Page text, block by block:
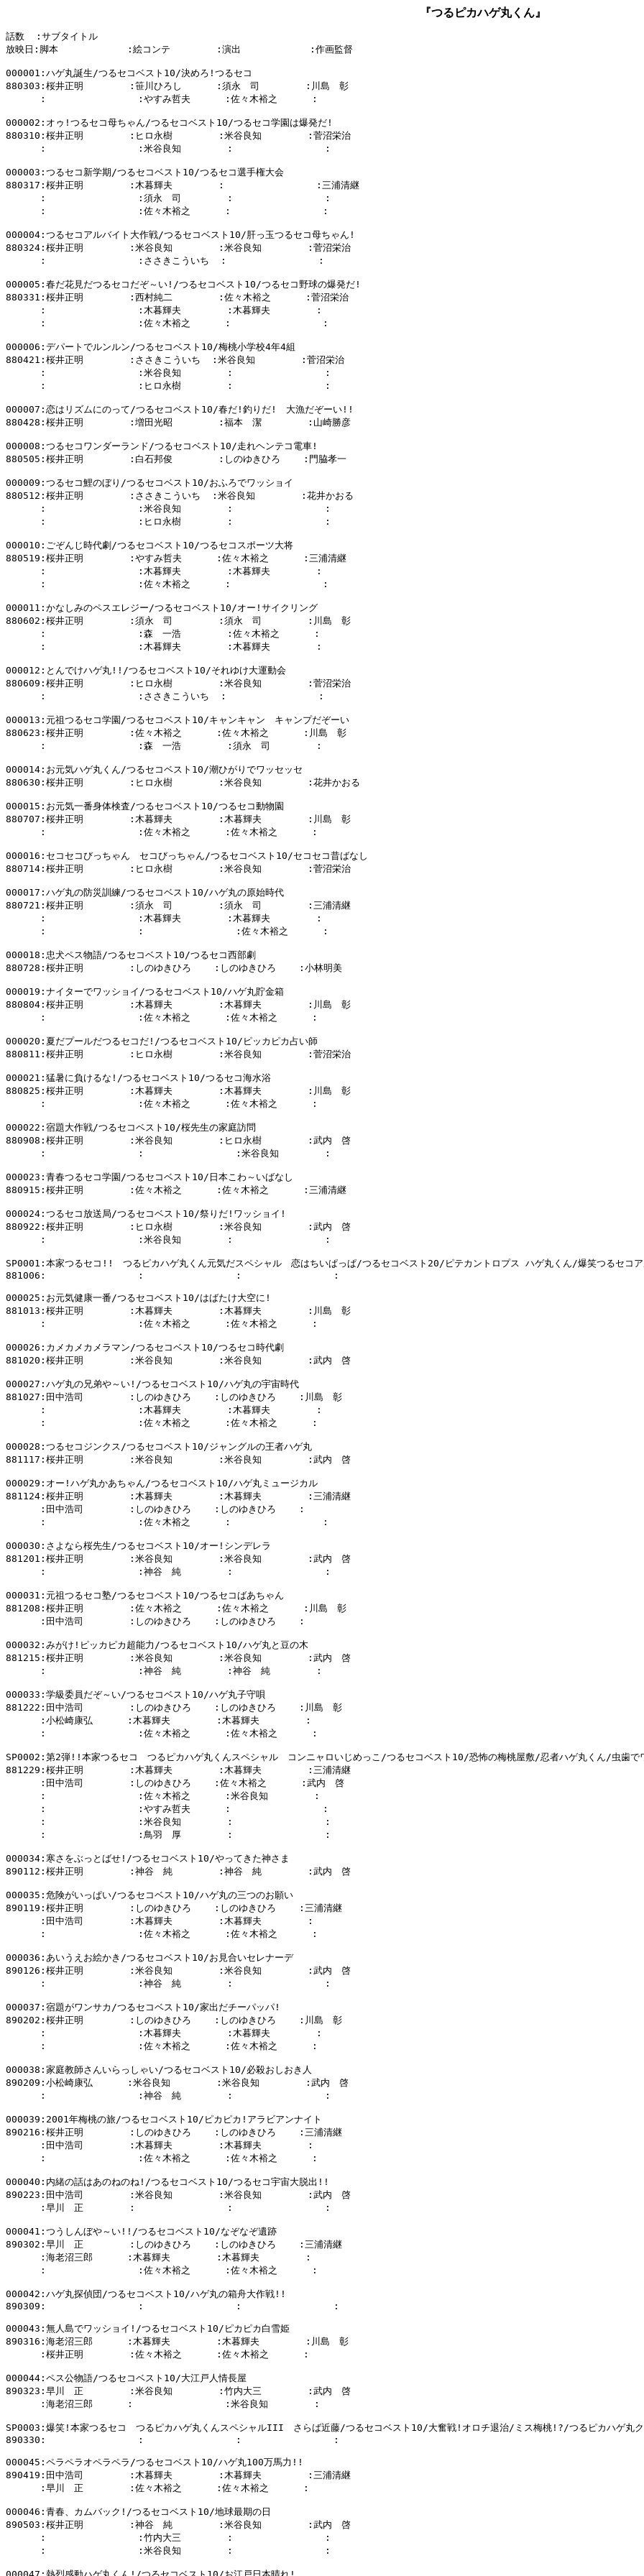
『つるピカハゲ丸くん』
話数  :サブタイトル
放映日:脚本            :絵コンテ        :演出            :作画監督
000001:ハゲ丸誕生/つるセコベスト10/決めろ!つるセコ
880303:桜井正明        :笹川ひろし      :須永　司        :川島　彰
      :                :やすみ哲夫      :佐々木裕之      :
000002:オゥ!つるセコ母ちゃん/つるセコベスト10/つるセコ学園は爆発だ!
880310:桜井正明        :ヒロ永樹        :米谷良知        :菅沼栄治
      :                :米谷良知        :                :
000003:つるセコ新学期/つるセコベスト10/つるセコ選手権大会
880317:桜井正明        :木暮輝夫        :                :三浦清継
      :                :須永　司        :                :
      :                :佐々木裕之      :                :
000004:つるセコアルバイト大作戦/つるセコベスト10/肝っ玉つるセコ母ちゃん!
880324:桜井正明        :米谷良知        :米谷良知        :菅沼栄治
      :                :ささきこういち  :                :
000005:春だ花見だつるセコだぞ～い!/つるセコベスト10/つるセコ野球の爆発だ!
880331:桜井正明        :西村純二        :佐々木裕之      :菅沼栄治
      :                :木暮輝夫        :木暮輝夫        :
      :                :佐々木裕之      :                :
000006:デパートでルンルン/つるセコベスト10/梅桃小学校4年4組
880421:桜井正明        :ささきこういち  :米谷良知        :菅沼栄治
      :                :米谷良知        :                :
      :                :ヒロ永樹        :                :
000007:恋はリズムにのって/つるセコベスト10/春だ!釣りだ!　大漁だぞーい!!
880428:桜井正明        :増田光昭        :福本　潔        :山崎勝彦
000008:つるセコワンダーランド/つるセコベスト10/走れヘンテコ電車!
880505:桜井正明        :白石邦俊        :しのゆきひろ    :門脇孝一
000009:つるセコ鯉のぼり/つるセコベスト10/おふろでワッショイ
880512:桜井正明        :ささきこういち  :米谷良知        :花井かおる
      :                :米谷良知        :                :
      :                :ヒロ永樹        :                :
000010:ごぞんじ時代劇/つるセコベスト10/つるセコスポーツ大将
880519:桜井正明        :やすみ哲夫      :佐々木裕之      :三浦清継
      :                :木暮輝夫        :木暮輝夫        :
      :                :佐々木裕之      :                :
000011:かなしみのペスエレジー/つるセコベスト10/オー!サイクリング
880602:桜井正明        :須永　司        :須永　司        :川島　彰
      :                :森　一浩        :佐々木裕之      :
      :                :木暮輝夫        :木暮輝夫        :
000012:とんでけハゲ丸!!/つるセコベスト10/それゆけ大運動会
880609:桜井正明        :ヒロ永樹        :米谷良知        :菅沼栄治
      :                :ささきこういち  :                :
000013:元祖つるセコ学園/つるセコベスト10/キャンキャン　キャンプだぞーい
880623:桜井正明        :佐々木裕之      :佐々木裕之      :川島　彰
      :                :森　一浩        :須永　司        :
000014:お元気ハゲ丸くん/つるセコベスト10/潮ひがりでワッセッセ
880630:桜井正明        :ヒロ永樹        :米谷良知        :花井かおる
000015:お元気一番身体検査/つるセコベスト10/つるセコ動物園
880707:桜井正明        :木暮輝夫        :木暮輝夫        :川島　彰
      :                :佐々木裕之      :佐々木裕之      :
000016:セコセコびっちゃん　セコびっちゃん/つるセコベスト10/セコセコ昔ばなし
880714:桜井正明        :ヒロ永樹        :米谷良知        :菅沼栄治
000017:ハゲ丸の防災訓練/つるセコベスト10/ハゲ丸の原始時代
880721:桜井正明        :須永　司        :須永　司        :三浦清継
      :                :木暮輝夫        :木暮輝夫        :
      :                :                :佐々木裕之      :
000018:忠犬ペス物語/つるセコベスト10/つるセコ西部劇
880728:桜井正明        :しのゆきひろ    :しのゆきひろ    :小林明美
000019:ナイターでワッショイ/つるセコベスト10/ハゲ丸貯金箱
880804:桜井正明        :木暮輝夫        :木暮輝夫        :川島　彰
      :                :佐々木裕之      :佐々木裕之      :
000020:夏だプールだつるセコだ!/つるセコベスト10/ピッカピカ占い師
880811:桜井正明        :ヒロ永樹        :米谷良知        :菅沼栄治
000021:猛暑に負けるな!/つるセコベスト10/つるセコ海水浴
880825:桜井正明        :木暮輝夫        :木暮輝夫        :川島　彰
      :                :佐々木裕之      :佐々木裕之      :
000022:宿題大作戦/つるセコベスト10/桜先生の家庭訪問
880908:桜井正明        :米谷良知        :ヒロ永樹        :武内　啓
      :                :                :米谷良知        :
000023:青春つるセコ学園/つるセコベスト10/日本こわ～いばなし
880915:桜井正明        :佐々木裕之      :佐々木裕之      :三浦清継
000024:つるセコ放送局/つるセコベスト10/祭りだ!ワッショイ!
880922:桜井正明        :ヒロ永樹        :米谷良知        :武内　啓
      :                :米谷良知        :                :
SP0001:本家つるセコ!!　つるピカハゲ丸くん元気だスペシャル　恋はちいぱっぱ/つるセコベスト20/ピテカントロプス ハゲ丸くん/爆笑つるセコ
881006:                :                :                :
000025:お元気健康一番/つるセコベスト10/はばたけ大空に!
881013:桜井正明        :木暮輝夫        :木暮輝夫        :川島　彰
      :                :佐々木裕之      :佐々木裕之      :
000026:カメカメカメラマン/つるセコベスト10/つるセコ時代劇
881020:桜井正明        :米谷良知        :米谷良知        :武内　啓
000027:ハゲ丸の兄弟や～い!/つるセコベスト10/ハゲ丸の宇宙時代
881027:田中浩司        :しのゆきひろ    :しのゆきひろ    :川島　彰
      :                :木暮輝夫        :木暮輝夫        :
      :                :佐々木裕之      :佐々木裕之      :
000028:つるセコジンクス/つるセコベスト10/ジャングルの王者ハゲ丸
881117:桜井正明        :米谷良知        :米谷良知        :武内　啓
000029:オー!ハゲ丸かあちゃん/つるセコベスト10/ハゲ丸ミュージカル
881124:桜井正明        :木暮輝夫        :木暮輝夫        :三浦清継
      :田中浩司        :しのゆきひろ    :しのゆきひろ    :
      :                :佐々木裕之      :                :
000030:さよなら桜先生/つるセコベスト10/オー!シンデレラ
881201:桜井正明        :米谷良知        :米谷良知        :武内　啓
      :                :神谷　純        :                :
000031:元祖つるセコ塾/つるセコベスト10/つるセコばあちゃん
881208:桜井正明        :佐々木裕之      :佐々木裕之      :川島　彰
      :田中浩司        :しのゆきひろ    :しのゆきひろ    :
000032:みがけ!ピッカピカ超能力/つるセコベスト10/ハゲ丸と豆の木
881215:桜井正明        :米谷良知        :米谷良知        :武内　啓
      :                :神谷　純        :神谷　純        :
000033:学級委員だぞ～い/つるセコベスト10/ハゲ丸子守唄
881222:田中浩司        :しのゆきひろ    :しのゆきひろ    :川島　彰
      :小松崎康弘      :木暮輝夫        :木暮輝夫        :
      :                :佐々木裕之      :佐々木裕之      :
SP0002:第2弾!!本家つるセコ　つるピカハゲ丸くんスペシャル　コンニャロいじめっこ/つるセコベスト10/恐怖の梅桃屋敷/忍者ハゲ丸くん/虫歯
881229:桜井正明        :木暮輝夫        :木暮輝夫        :三浦清継
      :田中浩司        :しのゆきひろ    :佐々木裕之      :武内　啓
      :                :佐々木裕之      :米谷良知        :
      :                :やすみ哲夫      :                :
      :                :米谷良知        :                :
      :                :鳥羽　厚        :                :
000034:寒さをぶっとばせ!/つるセコベスト10/やってきた神さま
890112:桜井正明        :神谷　純        :神谷　純        :武内　啓
000035:危険がいっぱい/つるセコベスト10/ハゲ丸の三つのお願い
890119:桜井正明        :しのゆきひろ    :しのゆきひろ    :三浦清継
      :田中浩司        :木暮輝夫        :木暮輝夫        :
      :                :佐々木裕之      :佐々木裕之      :
000036:あいうえお絵かき/つるセコベスト10/お見合いセレナーデ
890126:桜井正明        :米谷良知        :米谷良知        :武内　啓
      :                :神谷　純        :                :
000037:宿題がワンサカ/つるセコベスト10/家出だチーパッパ!
890202:桜井正明        :しのゆきひろ    :しのゆきひろ    :川島　彰
      :                :木暮輝夫        :木暮輝夫        :
      :                :佐々木裕之      :佐々木裕之      :
000038:家庭教師さんいらっしゃい/つるセコベスト10/必殺おしおき人
890209:小松崎康弘      :米谷良知        :米谷良知        :武内　啓
      :                :神谷　純        :                :
000039:2001年梅桃の旅/つるセコベスト10/ピカピカ!アラビアンナイト
890216:桜井正明        :しのゆきひろ    :しのゆきひろ    :三浦清継
      :田中浩司        :木暮輝夫        :木暮輝夫        :
      :                :佐々木裕之      :佐々木裕之      :
000040:内緒の話はあのねのね!/つるセコベスト10/つるセコ宇宙大脱出!!
890223:田中浩司        :米谷良知        :米谷良知        :武内　啓
      :早川　正        :                :                :
000041:つうしんぼや～い!!/つるセコベスト10/なぞなぞ遺跡
890302:早川　正        :しのゆきひろ    :しのゆきひろ    :三浦清継
      :海老沼三郎      :木暮輝夫        :木暮輝夫        :
      :                :佐々木裕之      :佐々木裕之      :
000042:ハゲ丸探偵団/つるセコベスト10/ハゲ丸の箱舟大作戦!!
890309:                :                :                :
000043:無人島でワッショイ!/つるセコベスト10/ピカピカ白雪姫
890316:海老沼三郎      :木暮輝夫        :木暮輝夫        :川島　彰
      :桜井正明        :佐々木裕之      :佐々木裕之      :
000044:ペス公物語/つるセコベスト10/大江戸人情長屋
890323:早川　正        :米谷良知        :竹内大三        :武内　啓
      :海老沼三郎      :                :米谷良知        :
SP0003:爆笑!本家つるセコ　つるピカハゲ丸くんスペシャルIII　さらば近藤/つるセコベスト10/大奮戦!オロチ退治/ミス梅桃!?/つるピカハゲ丸
890330:                :                :                :
000045:ペラペラオペラペラ/つるセコベスト10/ハゲ丸100万馬力!!
890419:田中浩司        :木暮輝夫        :木暮輝夫        :三浦清継
      :早川　正        :佐々木裕之      :佐々木裕之      :
000046:青春、カムバック!/つるセコベスト10/地球最期の日
890503:桜井正明        :神谷　純        :米谷良知        :武内　啓
      :                :竹内大三        :                :
      :                :米谷良知        :                :